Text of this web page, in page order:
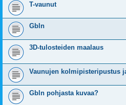
T-vaunut
Gbln
3D-tulosteiden maalaus
Vaunujen kolmipisteripustus
Gbln pohjasta kuvaa?